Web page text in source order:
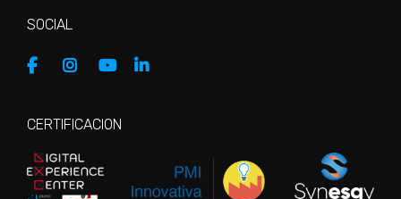
SOCIAL
CERTIFICACION